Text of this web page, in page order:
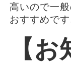
高いので一
おすすめです
【お